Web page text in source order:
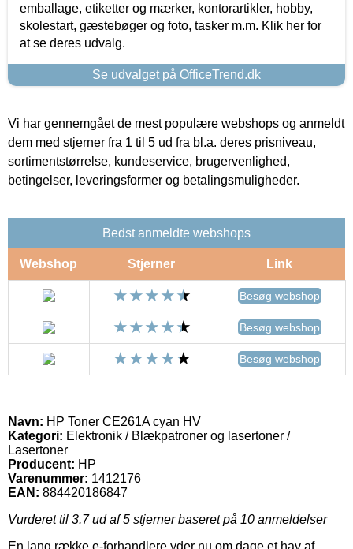
emballage, etiketter og mærker, kontorartikler, hobby,
skolestart, gæstebøger og foto, tasker m.m. Klik her for
at se deres udvalg.
Se udvalget på OfficeTrend.dk
Vi har gennemgået de mest populære webshops og anmeldt
dem med stjerner fra 1 til 5 ud fra bl.a. deres prisniveau,
sortimentstørrelse, kundeservice, brugervenlighed,
betingelser, leveringsformer og betalingsmuligheder.
Bedst anmeldte webshops
Webshop Stjerner Link
Besøg webshop
Besøg webshop
Besøg webshop
Navn: HP Toner CE261A cyan HV
Kategori: Elektronik / Blækpatroner og lasertoner /
Lasertoner
Producent: HP
Varenummer: 1412176
EAN: 884420186847
Vurderet til 3.7ud af 5 stjerner baseret på 10 anmeldelser
En lang række e-forhandlere yder nu om dage et hav af